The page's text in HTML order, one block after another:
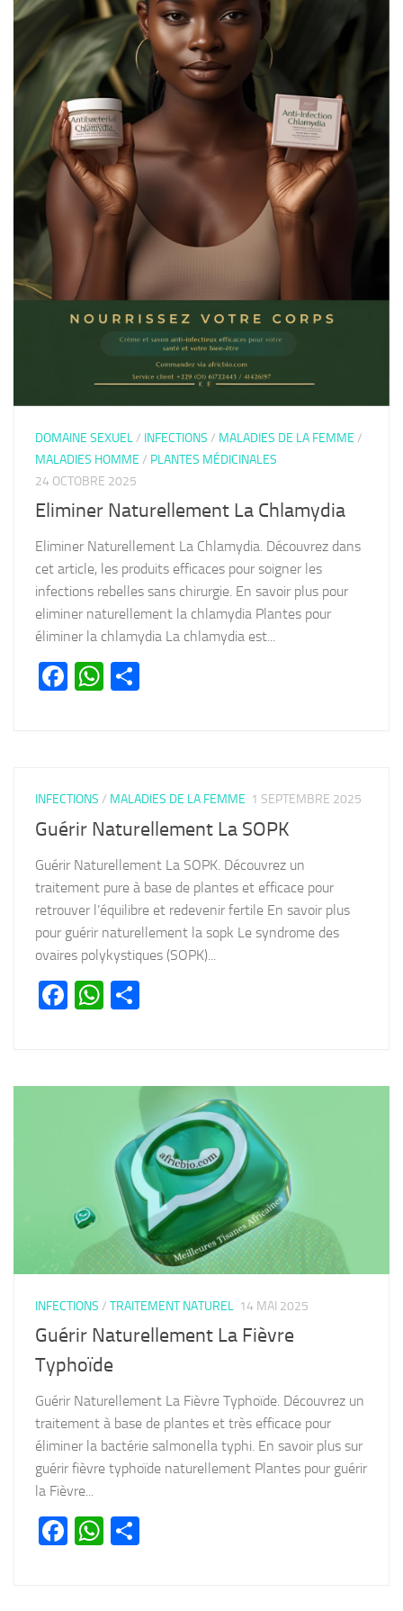
DOMAINE SEXUEL/ INFECTIONS / MALADIES DE LA FEMME /
MALADIES HOMME / PLANTES MÉDICINALES
24 OCTOBRE 2025
Eliminer Naturellement La Chlamydia
Eliminer Naturellement La Chlamydia. Découvrez dans
cet article, les produits efficaces pour soigner les
infections rebelles sans chirurgie. En savoir plus pour
eliminer naturellement la chlamydia Plantes pour
éliminer la chlamydia La chlamydia est...
Facebook
WhatsApp
INFECTIONS / MALADIES DE LA FEMME 1 SEPTEMBRE 2025
Guérir Naturellement La SOPK
Guérir Naturellement La SOPK. Découvrez un
traitement pure à base de plantes et efficace pour
retrouver l’équilibre et redevenir fertile En savoir plus
pour guérir naturellement la sopk Le syndrome des
ovaires polykystiques (SOPK)...
Facebook
WhatsApp
INFECTIONS / TRAITEMENT NATUREL 14 MAI 2025
Guérir Naturellement La Fièvre
Typhoïde
Guérir Naturellement La Fièvre Typhoïde. Découvrez un
traitement à base de plantes et très efficace pour
éliminer la bactérie salmonella typhi. En savoir plus sur
guérir fièvre typhoïde naturellement Plantes pour guérir
la Fièvre...
Facebook
WhatsApp